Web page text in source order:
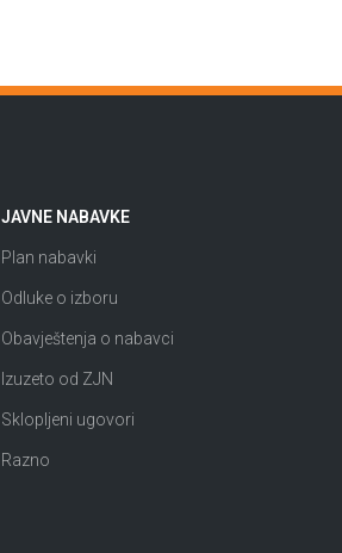
JAVNE NABAVKE
Plan nabavki
Odluke o izboru
Obavještenja o nabavci
Izuzeto od ZJN
Sklopljeni ugovori
Razno